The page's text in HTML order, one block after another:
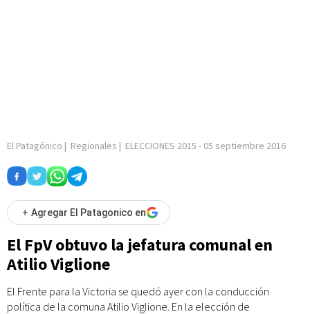
El Patagónico | Regionales | ELECCIONES 2015 - 05 septiembre 2016
+ Agregar El Patagonico en
El FpV obtuvo la jefatura comunal en
Atilio Viglione
El Frente para la Victoria se quedó ayer con la conducción
política de la comuna Atilio Viglione. En la elección de